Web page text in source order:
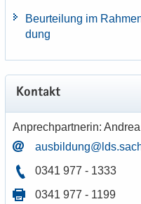
Be­ur­tei­lung im
dung
Kon­takt
An­prech­part­ne­rin:
0341 977 - 1333
0341 977 - 1199